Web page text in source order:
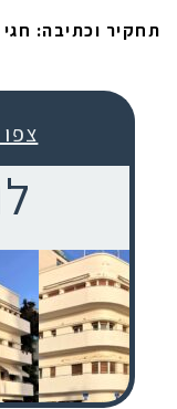
תחקיר וכתיבה: